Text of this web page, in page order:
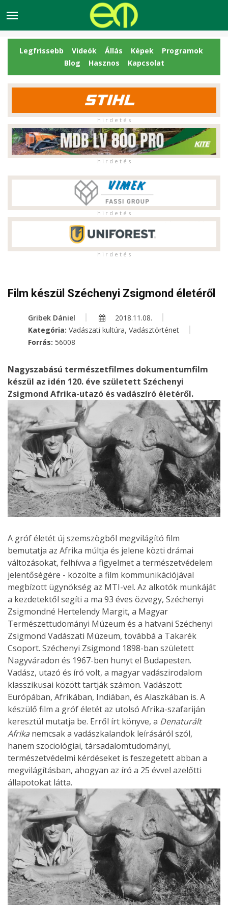
Legfrissebb Videók Állás Képek
Programok
Blog
Hasznos Kapcsolat
h i r d e t é s
h i r d e t é s
h i r d e t é s
h i r d e t é s
Film készül Széchenyi Zsigmond életéről
Gribek Dániel
2018.11.08.
Kategória: Vadászati kultúra, Vadásztörténet
Forrás: 56008
Nagyszabású természetfilmes dokumentumfilm
készül az idén 120. éve született Széchenyi
Zsigmond Afrika-utazó és vadászíró életéről.
A gróf életét új szemszögből megvilágító film
bemutatja az Afrika múltja és jelene közti drámai
változásokat, felhívva a figyelmet a természetvédelem
jelentőségére - közölte a film kommunikációjával
megbízott ügynökség az MTI-vel. Az alkotók munkáját
a kezdetektől segíti a ma 93 éves özvegy, Széchenyi
Zsigmondné Hertelendy Margit, a Magyar
Természettudományi Múzeum és a hatvani Széchenyi
Zsigmond Vadászati Múzeum, továbbá a Takarék
Csoport. Széchenyi Zsigmond 1898-ban született
Nagyváradon és 1967-ben hunyt el Budapesten.
Vadász, utazó és író volt, a magyar vadászirodalom
klasszikusai között tartják számon. Vadászott
Európában, Afrikában, Indiában, és Alaszkában is. A
készülő film a gróf életét az utolsó Afrika-szafariján
keresztül mutatja be. Erről írt könyve, a Denaturált
Afrika nemcsak a vadászkalandok leírásáról szól,
hanem szociológiai, társadalomtudományi,
természetvédelmi kérdéseket is feszegetett abban a
megvilágításban, ahogyan az író a 25 évvel azelőtti
állapotokat látta.